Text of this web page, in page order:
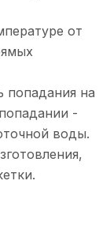
от
попадания на
-
воды.